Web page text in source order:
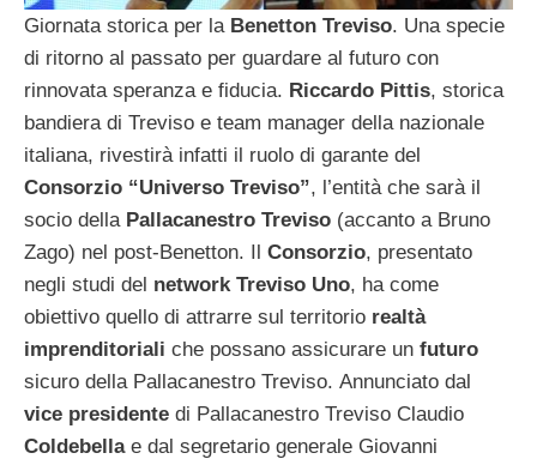
Giornata storica per la Benetton Treviso. Una specie
di ritorno al passato per guardare al futuro con
rinnovata speranza e fiducia. Riccardo Pittis, storica
bandiera di Treviso e team manager della nazionale
italiana, rivestirà infatti il ruolo di garante del
Consorzio “Universo Treviso”, l’entità che sarà il
socio della Pallacanestro Treviso (accanto a Bruno
Zago) nel post-Benetton. Il Consorzio, presentato
negli studi del network Treviso Uno, ha come
obiettivo quello di attrarre sul territorio realtà
imprenditoriali che possano assicurare un futuro
sicuro della Pallacanestro Treviso. Annunciato dal
vice presidente di Pallacanestro Treviso Claudio
Coldebellae dal segretario generale Giovanni